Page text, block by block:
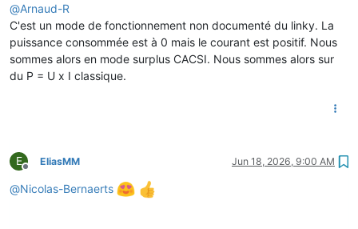
@Arnaud-R
C'est un mode de fonctionnement non documenté du linky. La
puissance consommée est à 0 mais le courant est positif. Nous
sommes alors en mode surplus CACSI. Nous sommes alors sur
du P = U x I classique.
E
Offline
EliasMM Jun 18, 2026, 9:00 AM
@Nicolas-Bernaerts